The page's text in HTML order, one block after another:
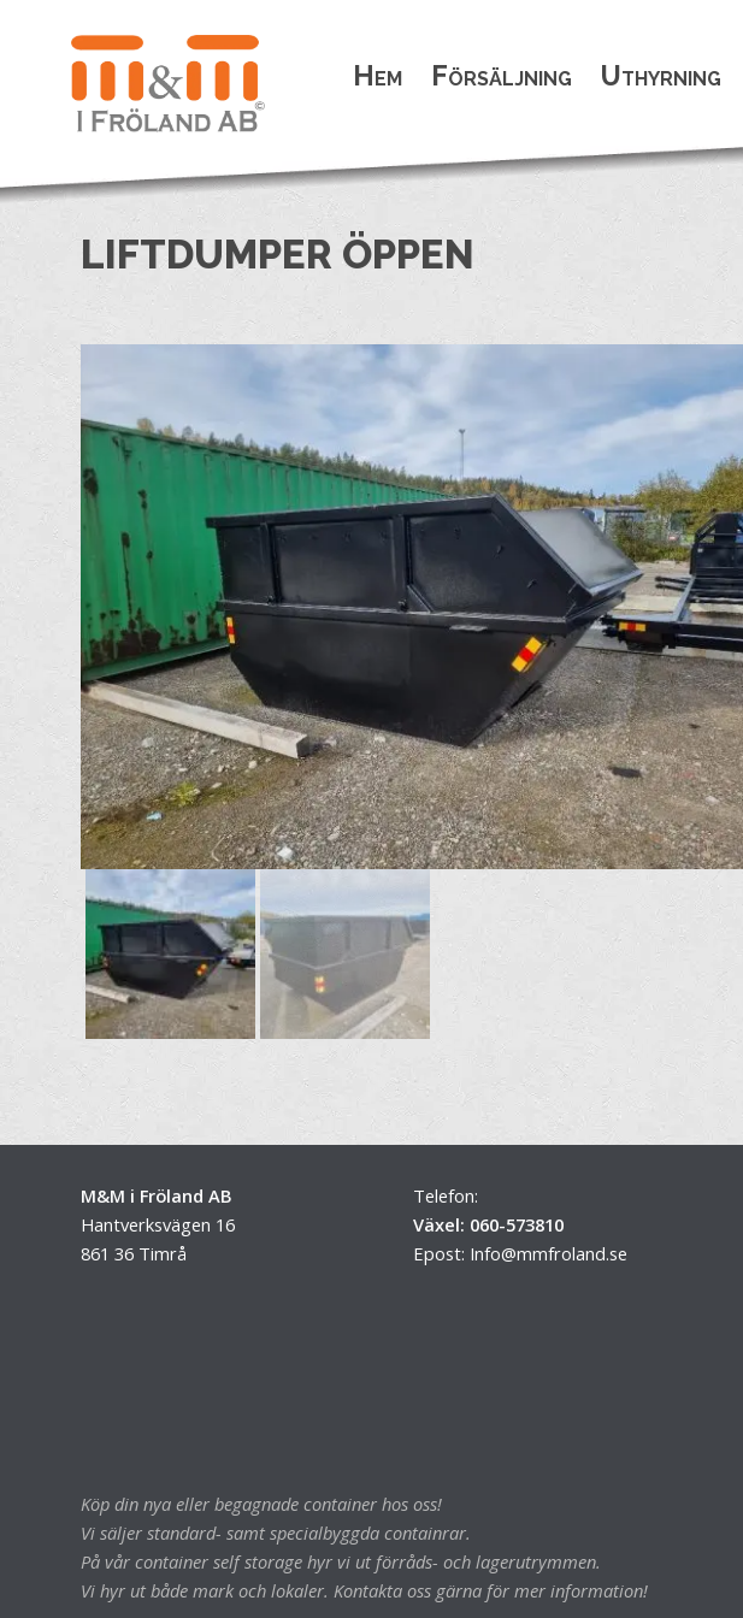
Hem Försäljning Uthyrning
LIFTDUMPER ÖPPEN
M&M i Fröland AB
Hantverksvägen 16
861 36 Timrå
Telefon:
Växel: 060-573810
Epost: Info@mmfroland.se
Köp din nya eller begagnade container hos oss!
Vi säljer standard- samt specialbyggda containrar.
På vår container self storage hyr vi ut förråds- och lagerutrymmen.
Vi hyr ut både mark och lokaler. Kontakta oss gärna för mer information!